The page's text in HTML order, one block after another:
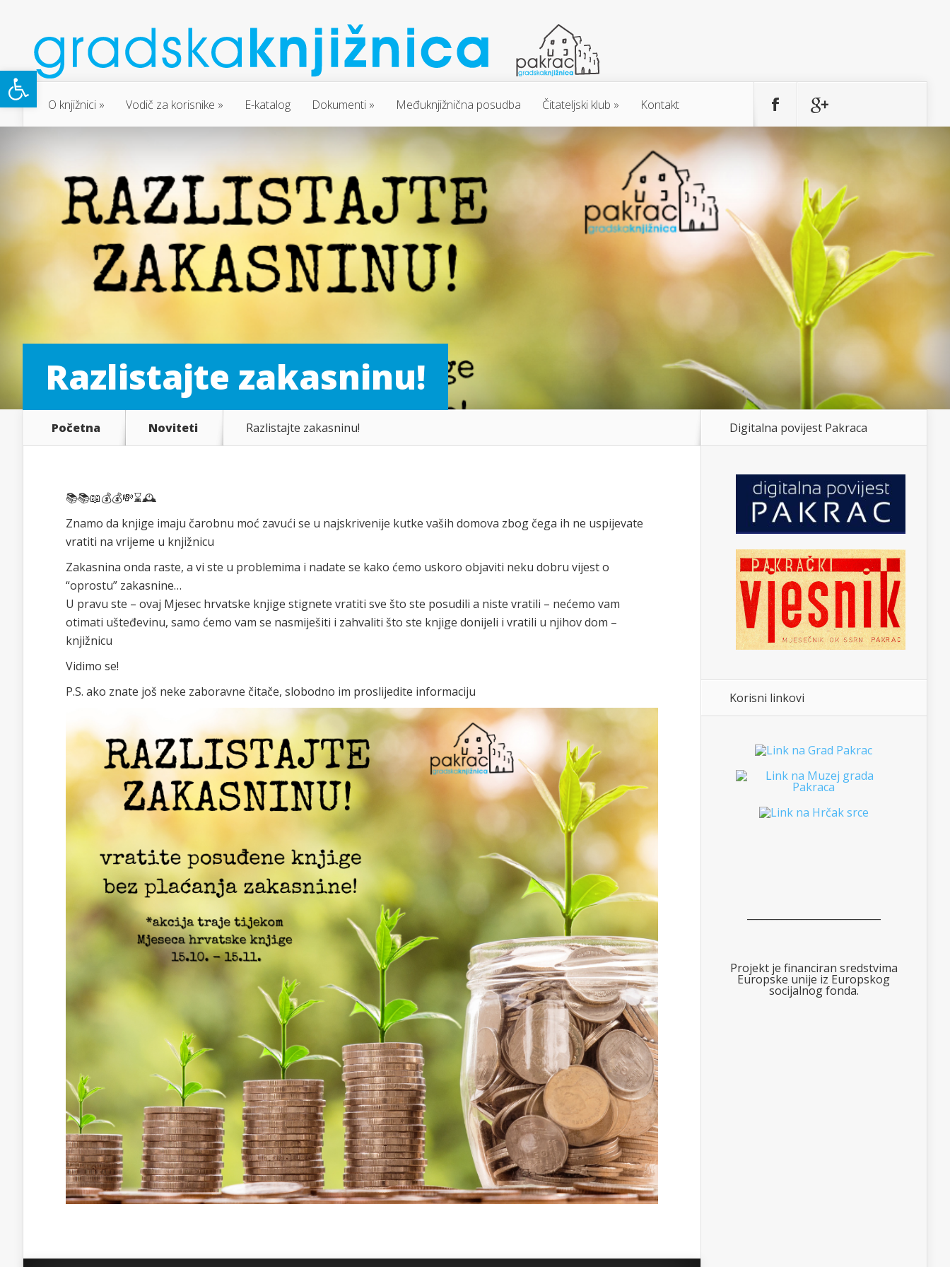
Open toolbar
O knjižnici Vodič za korisnike E-katalog Dokumenti Međuknjižnična posudba Čitateljski klub Kontakt
Razlistajte zakasninu!
Početna Noviteti Razlistajte zakasninu!
📚📚📖💰💰💸⌛️🕰
Znamo da knjige imaju čarobnu moć zavući se u najskrivenije kutke vaših domova zbog čega ih ne uspijevate
vratiti na vrijeme u knjižnicu
Zakasnina onda raste, a vi ste u problemima i nadate se kako ćemo uskoro objaviti neku dobru vijest o
“oprostu” zakasnine…
U pravu ste – ovaj Mjesec hrvatske knjige stignete vratiti sve što ste posudili a niste vratili – nećemo vam
otimati ušteđevinu, samo ćemo vam se nasmiješiti i zahvaliti što ste knjige donijeli i vratili u njihov dom –
knjižnicu
Vidimo se!
P.S. ako znate još neke zaboravne čitače, slobodno im proslijedite informaciju
Digitalna povijest Pakraca
Korisni linkovi
Projekt je financiran sredstvima
Europske unije iz Europskog
socijalnog fonda.